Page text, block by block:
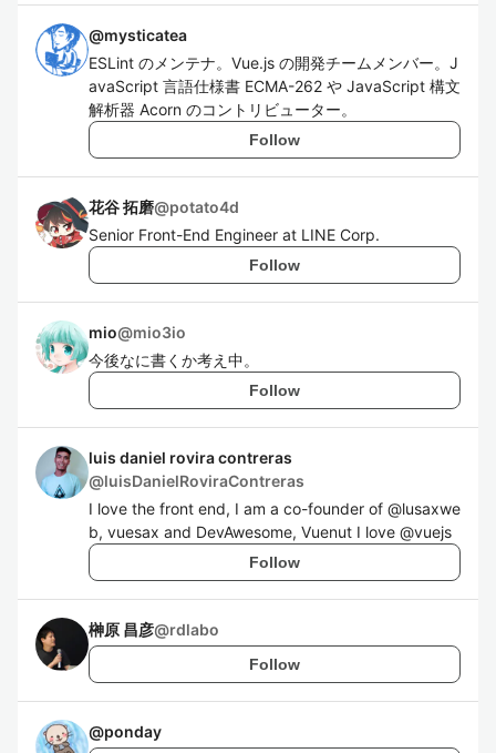
@mysticatea
ESLint のメンテナ。Vue.js の開発チームメンバー。J
avaScript 言語仕様書 ECMA-262 や JavaScript 構文
解析器 Acorn のコントリビューター。
Follow
花谷 拓磨@potato4d
Senior Front-End Engineer at LINE Corp.
Follow
mio@mio3io
今後なに書くか考え中。
Follow
luis daniel rovira contreras
@luisDanielRoviraContreras
I love the front end, I am a co-founder of @lusaxwe
b, vuesax and DevAwesome, Vuenut I love @vuejs
Follow
榊原 昌彦@rdlabo
Follow
@ponday